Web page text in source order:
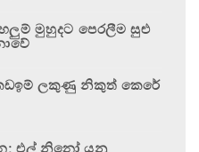
මුහුදට පෙරලීම සුළු
ලකුණු නිකුත් කෙරේ
එල් නිනෝ යනු